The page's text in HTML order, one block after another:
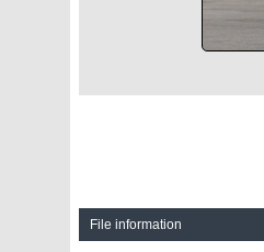
File information